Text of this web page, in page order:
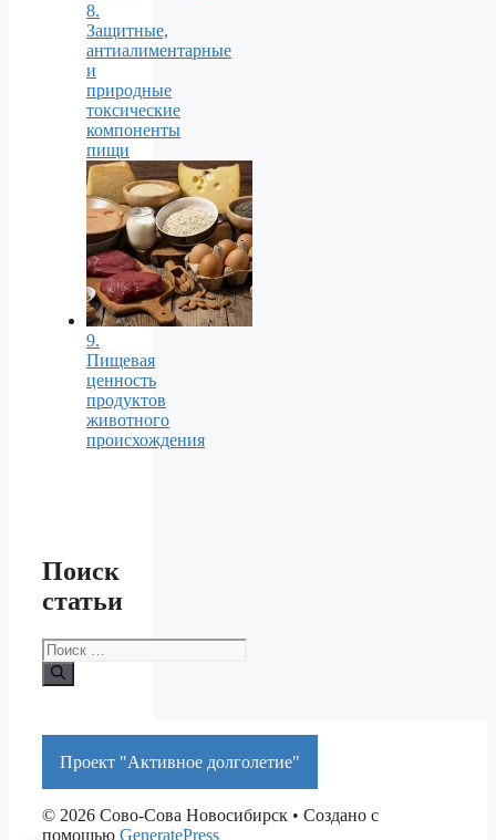
8.
Защитные,
антиалиментарные
и
природные
токсические
компоненты
пищи
9.
Пищевая
ценность
продуктов
животного
происхождения
Поиск
статьи
Поиск:
Проект "Активное долголетие"
© 2026 Сово-Сова Новосибирск • Создано с
помощью GeneratePress